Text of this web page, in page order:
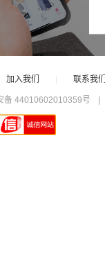
加入我们 联系我们
备 44010602010359号